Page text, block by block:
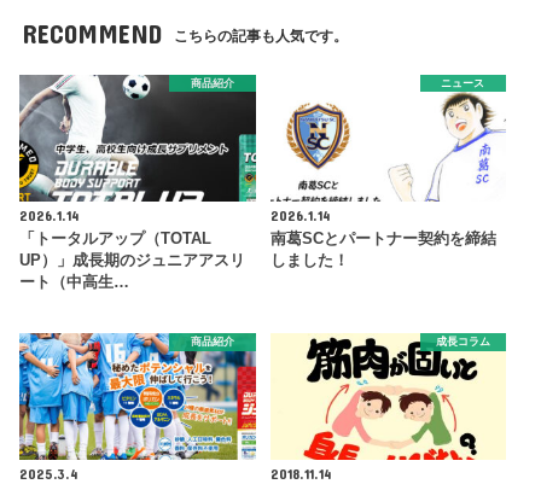
RECOMMEND こちらの記事も人気です。
商品紹介
2026.1.14
「トータルアップ（TOTAL
UP）」成長期のジュニアアスリ
ート（中高生…
ニュース
2026.1.14
南葛SCとパートナー契約を締結
しました！
商品紹介
2025.3.4
成長コラム
2018.11.14